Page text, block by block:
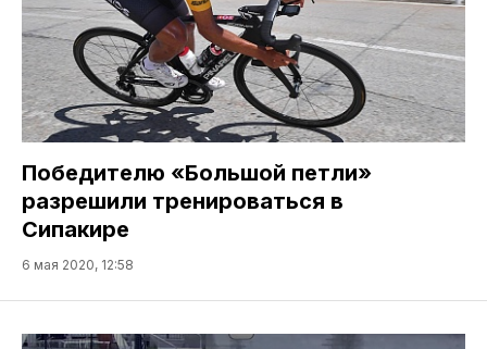
Победителю «Большой петли»
разрешили тренироваться в
Сипакире
6 мая 2020, 12:58